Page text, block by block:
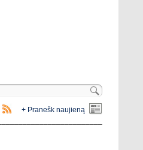
+ Pranešk naujieną